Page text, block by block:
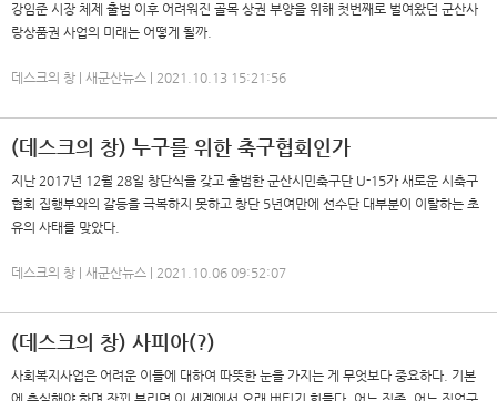
강임준 시장 체제 출범 이후 어려워진 골목 상권 부양을 위해 첫번째로 벌여왔던 군산사
랑상품권 사업의 미래는 어떻게 될까.
데스크의 창 | 새군산뉴스 | 2021.10.13 15:21:56
(데스크의 창) 누구를 위한 축구협회인가
지난 2017년 12월 28일 창단식을 갖고 출범한 군산시민축구단 U-15가 새로운 시축구
협회 집행부와의 갈등을 극복하지 못하고 창단 5년여만에 선수단 대부분이 이탈하는 초
유의 사태를 맞았다.
데스크의 창 | 새군산뉴스 | 2021.10.06 09:52:07
(데스크의 창) 사피아(?)
사회복지사업은 어려운 이들에 대하여 따뜻한 눈을 가지는 게 무엇보다 중요하다. 기본